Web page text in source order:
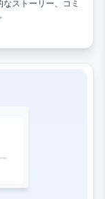
ストーリー、コミ